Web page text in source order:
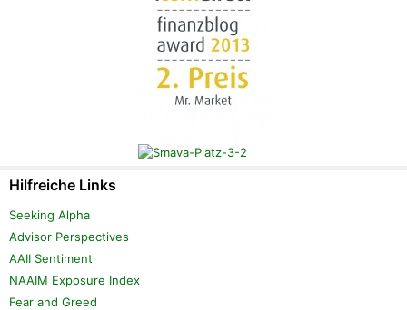
Hilfreiche Links
Seeking Alpha
Advisor Perspectives
AAII Sentiment
NAAIM Exposure Index
Fear and Greed